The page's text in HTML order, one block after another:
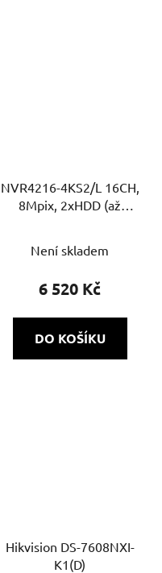
NVR4216-4KS2/L 16CH,
8Mpix, 2xHDD (až
Není skladem
6 520 Kč
DO KOŠÍKU
Hikvision DS-7608NXI-
K1(D)